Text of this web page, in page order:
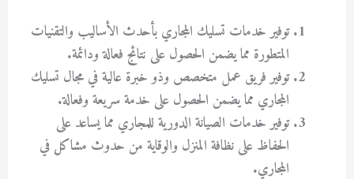
توفير خدمات تسليك المجاري بأحدث الأساليب والتقنيات
المتطورة مما يضمن الحصول على نتائج فعالة ودائمة.
توفير فريق عمل متخصص وذو خبرة عالية في مجال تسليك
المجاري مما يضمن الحصول على خدمة سريعة وفعالة.
توفير خدمات الصيانة الدورية للمجاري مما يساعد على
الحفاظ على نظافة المنزل والوقاية من حدوث مشاكل في
المجاري.